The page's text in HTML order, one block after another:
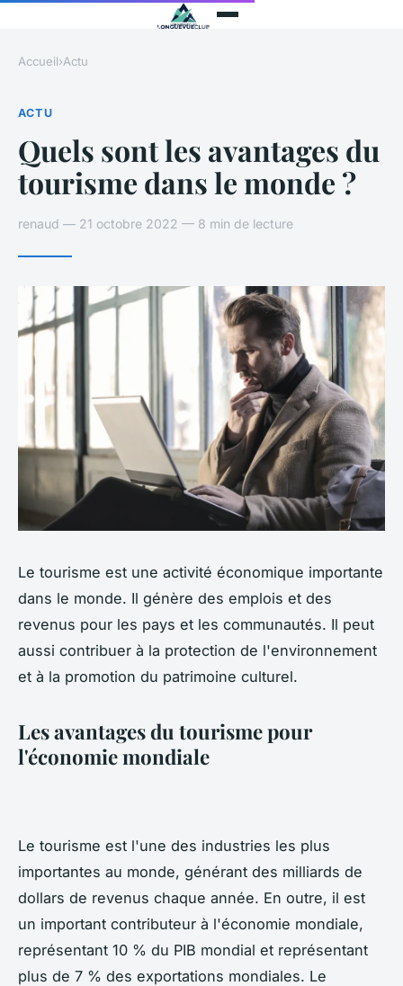
Accueil›Actu
ACTU
Quels sont les avantages du
tourisme dans le monde ?
renaud — 21 octobre 2022 — 8 min de lecture
Le tourisme est une activité économique importante
dans le monde. Il génère des emplois et des
revenus pour les pays et les communautés. Il peut
aussi contribuer à la protection de l'environnement
et à la promotion du patrimoine culturel.
Les avantages du tourisme pour
l'économie mondiale
Le tourisme est l'une des industries les plus
importantes au monde, générant des milliards de
dollars de revenus chaque année. En outre, il est
un important contributeur à l'économie mondiale,
représentant 10 % du PIB mondial et représentant
plus de 7 % des exportations mondiales. Le